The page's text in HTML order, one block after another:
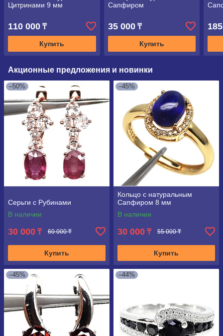
Цитринами 9 мм
110 000 ₸
Купить
Сапфиром
35 000₸
Купить
Акционные предложения и новинки
–50%
Серьги с Рубинами
В наличии
30 000 ₸ 60 000 ₸
Купить
–45%
Кольцо с натуральным
Сапфиром 8 мм
В наличии
30 000 ₸ 55 000 ₸
Купить
–45% –44%